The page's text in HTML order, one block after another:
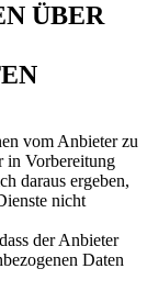
ÜBER
vom Anbieter zu
in Vorbereitung
daraus ergeben,
nicht
der Anbieter
Daten